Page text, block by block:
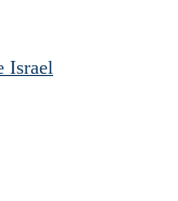
Israel